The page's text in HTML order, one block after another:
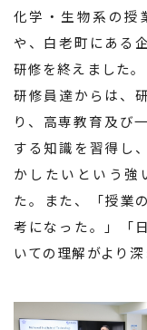
化学・生物系の授
や、白老町にある
研修を終えました。
研修員達からは、
り、高専教育及び
する知識を習得し
かしたいという強
た。また、「授業
考になった。」「
いての理解がより